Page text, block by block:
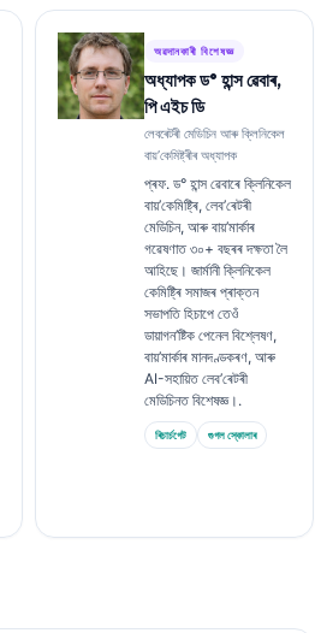
অৱদানকাৰী বিশেষজ্ঞ
অধ্যাপক ড° হান্স ৱেবাৰ,
পি এইচ ডি
লেবৰেটৰী মেডিচিন আৰু ক্লিনিকেল
বায়’কেমিষ্ট্ৰীৰ অধ্যাপক
প্ৰফ. ড° হান্স ৱেবাৰে ক্লিনিকেল
বায়’কেমিষ্ট্ৰি, লেব’ৰেটৰী
মেডিচিন, আৰু বায়’মাৰ্কাৰ
গৱেষণাত ৩০+ বছৰৰ দক্ষতা লৈ
আহিছে। জাৰ্মানী ক্লিনিকেল
কেমিষ্ট্ৰি সমাজৰ প্ৰাক্তন
সভাপতি হিচাপে তেওঁ
ডায়াগন’ষ্টিক পেনেল বিশ্লেষণ,
বায়’মাৰ্কাৰ মানদণ্ডকৰণ, আৰু
AI-সহায়িত লেব’ৰেটৰী
মেডিচিনত বিশেষজ্ঞ।.
ৰিচাৰ্চগেট গুগল স্কোলাৰ